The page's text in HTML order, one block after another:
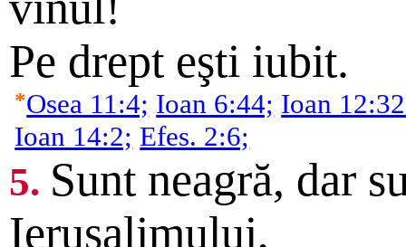
Pe drept eşti iubit.
*Osea 11:4; Ioan 6:44; Ioan
Ioan 14:2; Efes. 2:6;
5. Sunt neagră, dar
Ierusalimului,